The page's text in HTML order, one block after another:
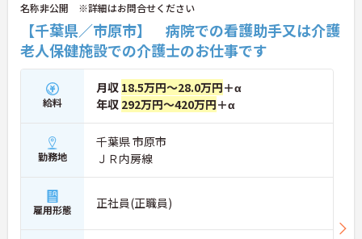
名称非公開 ※詳細はお問合せください
【千葉県／市原市】 病院での看護助手又は介護
老人保健施設での介護士のお仕事です
給料
月収 18.5万円～28.0万円＋α
年収 292万円～420万円＋α
勤務地
千葉県 市原市
ＪＲ内房線
雇用形態 正社員(正職員)